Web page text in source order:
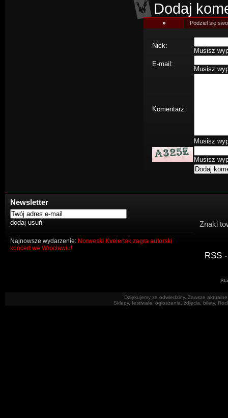
Dodaj
» Podziel się
Nick:
Musisz
E-mail:
Musisz
Komentarz:
Musisz
Musisz
Newsletter
Najnowsze wydarzenie: Norweski Kvelertak zagra autorski
koncert we Wrocławiu!
Znaki
RSS
Dziękujemy za odwiedziny. Zawsze
Sklepy, festiwale, ogłoszenia, zdjęcia, bilety.